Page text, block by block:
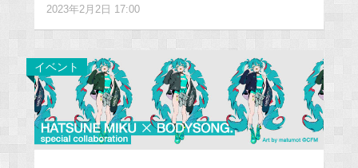
2023年2月2日 17:00
イベント